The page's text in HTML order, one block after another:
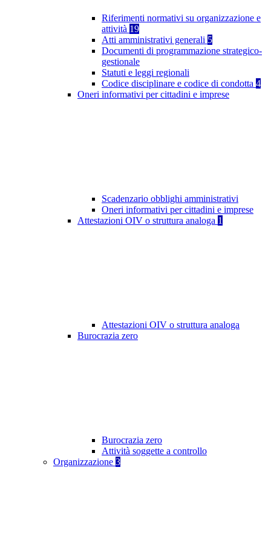
Riferimenti normativi su organizzazione e
attività 19
Atti amministrativi generali 5
Documenti di programmazione strategico-
gestionale
Statuti e leggi regionali
Codice disciplinare e codice di condotta 4
Oneri informativi per cittadini e imprese
Scadenzario obblighi amministrativi
Oneri informativi per cittadini e imprese
Attestazioni OIV o struttura analoga 1
Attestazioni OIV o struttura analoga
Burocrazia zero
Burocrazia zero
Attività soggette a controllo
Organizzazione 3